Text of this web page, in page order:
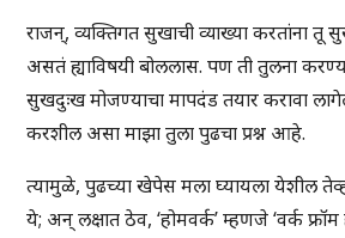
राजन्, व्यक्तिगत सुखाची व्याख्या करतांना
असतं ह्याविषयी बोललास. पण ती तुलना
सुखदुःख मोजण्याचा मापदंड तयार करावा
करशील असा माझा तुला पुढचा प्रश्न आहे.
त्यामुळे, पुढच्या खेपेस मला घ्यायला येशील
ये; अन् लक्षात ठेव, ‘होमवर्क’ म्हणजे ‘वर्क फ्रॉम